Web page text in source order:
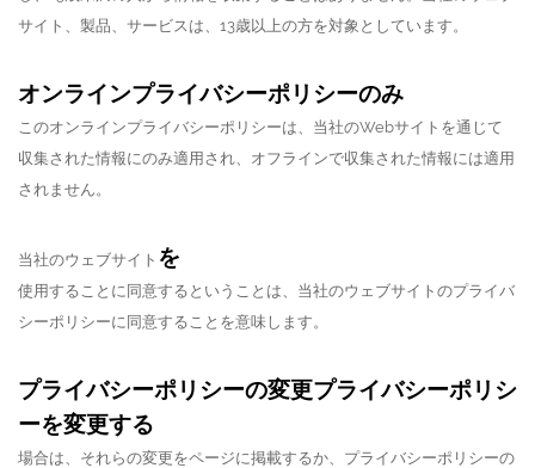
サイト、製品、サービスは、13歳以上の方を対象としています。
オンラインプライバシーポリシーのみ
このオンラインプライバシーポリシーは、当社のWebサイトを通じて
収集された情報にのみ適用され、オフラインで収集された情報には適用
されません。
当社のウェブサイト を
使用することに同意するということは、当社のウェブサイトのプライバ
シーポリシーに同意することを意味します。
プライバシーポリシーの変更プライバシーポリシ
ーを変更する
場合は、それらの変更をページに掲載するか、プライバシーポリシーの